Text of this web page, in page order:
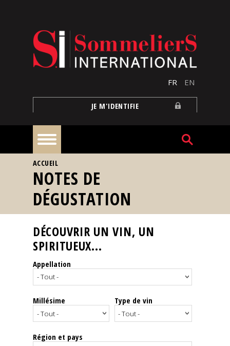
FR EN
JE M'IDENTIFIE
À
la
une
Reportages
Nos
Spiritueux
Notes
dégustation
VOUS ÊTES ICI
ACCUEIL
NOTES DE
DÉGUSTATION
DÉCOUVRIR UN VIN, UN
SPIRITUEUX...
Appellation
Millésime Type de vin
Région et pays